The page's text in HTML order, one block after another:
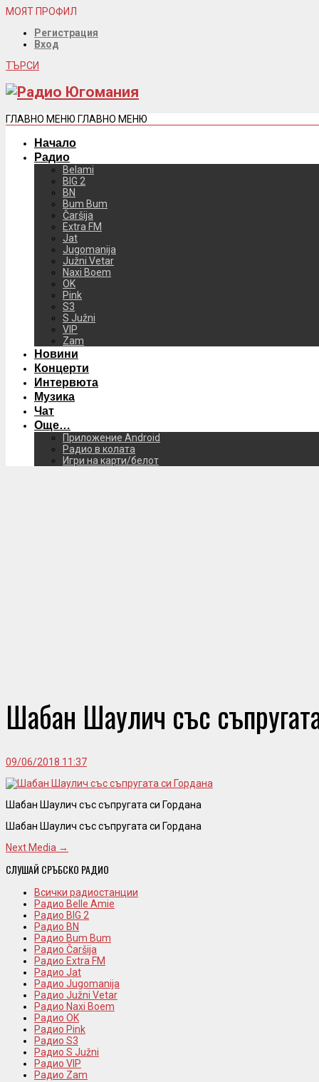
МОЯТ ПРОФИЛ
Регистрация
Вход
ТЪРСИ
ГЛАВНО МЕНЮ ГЛАВНО МЕНЮ
Начало
Радио
Belami
BIG 2
BN
Bum Bum
Čaršija
Extra FM
Jat
Jugomanija
Južni Vetar
Naxi Boem
OK
Pink
S3
S Južni
VIP
Zam
Новини
Концерти
Интервюта
Музика
Чат
Още…
Приложение Android
Радио в колата
Игри на карти/белот
Шабан Шаулич със
09/06/2018 11:37
Шабан Шаулич със съпругата си Гордана
Шабан Шаулич със съпругата си Гордана
Next Media →
СЛУШАЙ СРЪБСКО РАДИО
Всички радиостанции
Радио Belle Amie
Радио BIG 2
Радио BN
Радио Bum Bum
Радио Čaršija
Радио Extra FM
Радио Jat
Радио Jugomanija
Радио Južni Vetar
Радио Naxi Boem
Радио OK
Радио Pink
Радио S3
Радио S Južni
Радио VIP
Радио Zam